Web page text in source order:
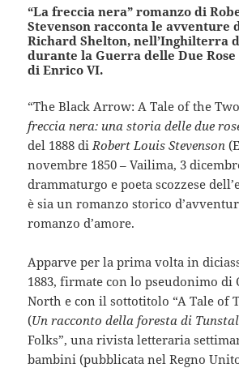
“La freccia nera” romanzo di
Stevenson racconta le avventure
Richard Shelton, nell’Inghilterra
durante la Guerra delle Due
di Enrico VI.
“The Black Arrow: A Tale of the Two
freccia nera: una storia delle due
del 1888 di Robert Louis Stevenson
novembre 1850 – Vailima, 3
drammaturgo e poeta scozzese
è sia un romanzo storico
romanzo d’amore.
Apparve per la prima volta in
1883, firmate con lo pseudonimo di
North e con il sottotitolo “A Tale of
(Un racconto della foresta di
Folks”, una rivista letteraria
bambini (pubblicata nel Regno